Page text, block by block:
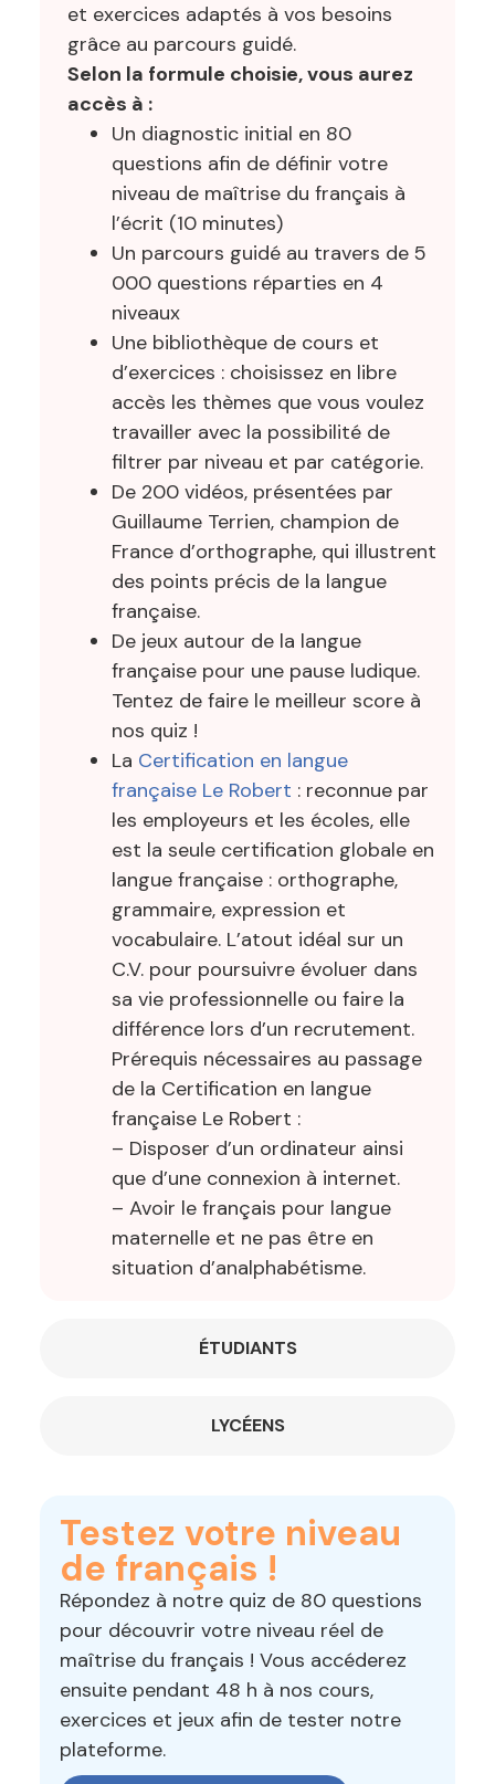
ÉTUDIANTS
LYCÉENS
et exercices adaptés à vos besoins
grâce au parcours guidé.
Selon la formule choisie, vous aurez
accès à :
Un diagnostic initial en 80
questions afin de définir votre
niveau de maîtrise du français à
l’écrit (10 minutes)
Un parcours guidé au travers de 5
000 questions réparties en 4
niveaux
Une bibliothèque de cours et
d’exercices : choisissez en libre
accès les thèmes que vous voulez
travailler avec la possibilité de
filtrer par niveau et par catégorie.
De 200 vidéos, présentées par
Guillaume Terrien, champion de
France d’orthographe, qui illustrent
des points précis de la langue
française.
De jeux autour de la langue
française pour une pause ludique.
Tentez de faire le meilleur score à
nos quiz !
La Certification en langue
française Le Robert : reconnue par
les employeurs et les écoles, elle
est la seule certification globale en
langue française : orthographe,
grammaire, expression et
vocabulaire. L’atout idéal sur un
C.V. pour poursuivre évoluer dans
sa vie professionnelle ou faire la
différence lors d’un recrutement.
Prérequis nécessaires au passage
de la Certification en langue
française Le Robert :
– Disposer d’un ordinateur ainsi
que d’une connexion à internet.
– Avoir le français pour langue
maternelle et ne pas être en
situation d’analphabétisme.
Testez votre niveau
de français !
Répondez à notre quiz de 80 questions
pour découvrir votre niveau réel de
maîtrise du français ! Vous accéderez
ensuite pendant 48 h à nos cours,
exercices et jeux afin de tester notre
plateforme.